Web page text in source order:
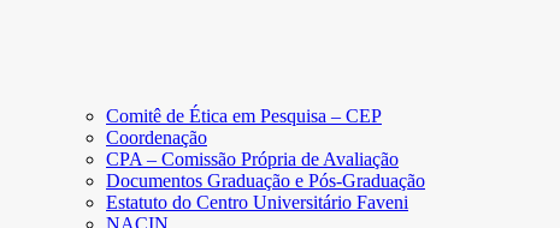
Comitê de Ética em Pesquisa – CEP
Coordenação
CPA – Comissão Própria de Avaliação
Documentos Graduação e Pós-Graduação
Estatuto do Centro Universitário Faveni
NACIN